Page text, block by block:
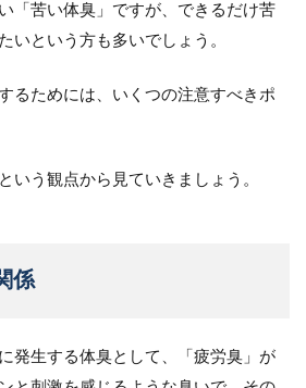
「苦い体臭」ですが、できるだけ苦
いという方も多いでしょう。
るためには、いくつの注意すべきポ
いう観点から見ていきましょう。
係
発生する体臭として、「疲労臭」が